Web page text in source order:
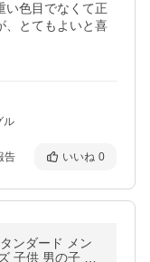
い色目でなくて正
、とてもよいと喜
ル
告 いいね 0
ンダード メン
子供 男の子 女